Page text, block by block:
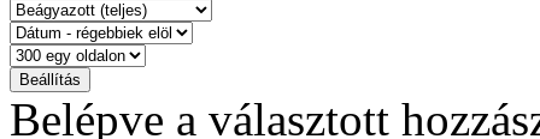
Belépve a választott